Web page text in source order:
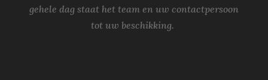
gehele dag staat het team en uw contactpersoon
tot uw beschikking.